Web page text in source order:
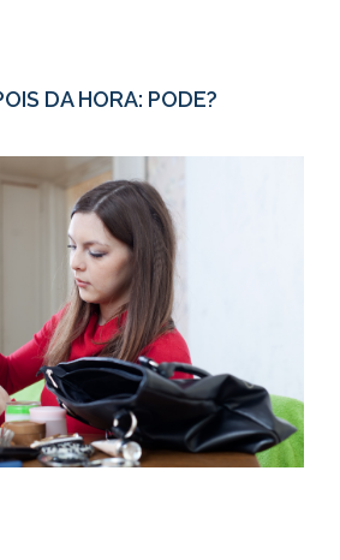
DA HORA: PODE?